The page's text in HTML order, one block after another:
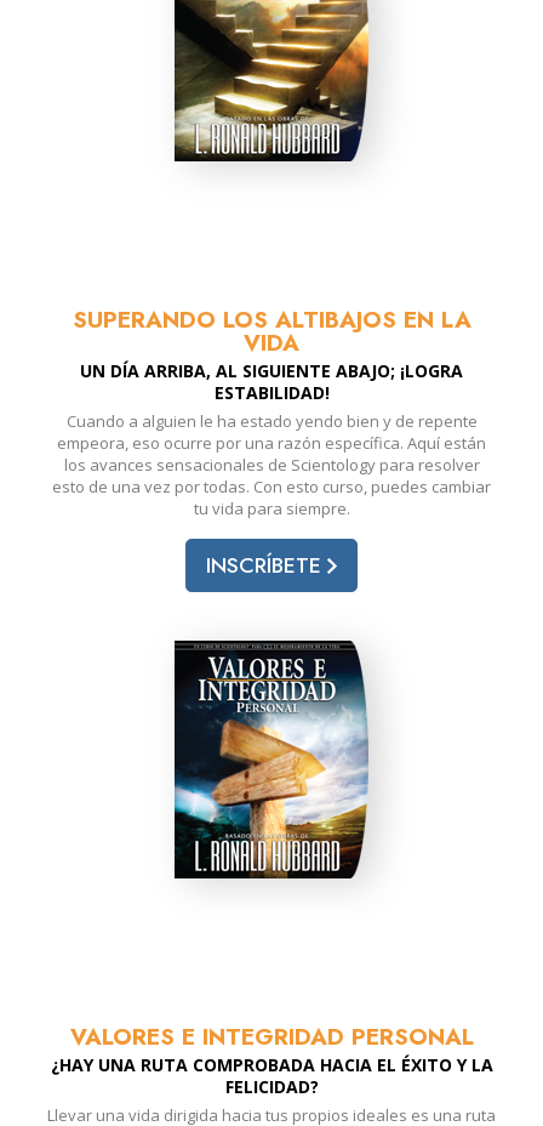
SUPERANDO LOS ALTIBAJOS EN LA
VIDA
UN DÍA ARRIBA, AL SIGUIENTE ABAJO; ¡LOGRA
ESTABILIDAD!
Cuando a alguien le ha estado yendo bien y de repente
empeora, eso ocurre por una razón específica. Aquí están
los avances sensacionales de Scientology para resolver
esto de una vez por todas. Con esto curso, puedes cambiar
tu vida para siempre.
INSCRÍBETE
VALORES E INTEGRIDAD PERSONAL
¿HAY UNA RUTA COMPROBADA HACIA EL ÉXITO Y LA
FELICIDAD?
Llevar una vida dirigida hacia tus propios ideales es una ruta